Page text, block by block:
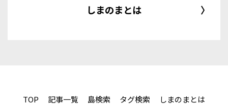
しまのまとは
TOP 記事一覧 島検索 タグ検索
しまのまとは